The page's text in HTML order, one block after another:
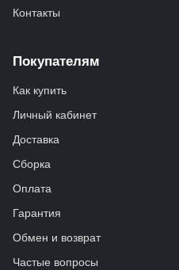
Контакты
Покупателям
Как купить
Личный кабинет
Доставка
Сборка
Оплата
Гарантия
Обмен и возврат
Частые вопросы